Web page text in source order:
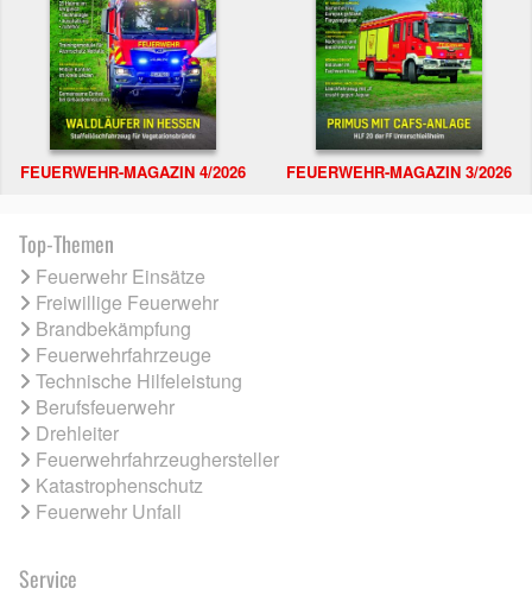
FEUERWEHR-MAGAZIN 4/2026 FEUERWEHR-MAGAZIN 3/2026
Top-Themen
Feuerwehr Einsätze
Freiwillige Feuerwehr
Brandbekämpfung
Feuerwehrfahrzeuge
Technische Hilfeleistung
Berufsfeuerwehr
Drehleiter
Feuerwehrfahrzeughersteller
Katastrophenschutz
Feuerwehr Unfall
Service